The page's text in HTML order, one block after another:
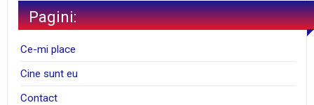
Pagini:
Ce-mi place
Cine sunt eu
Contact